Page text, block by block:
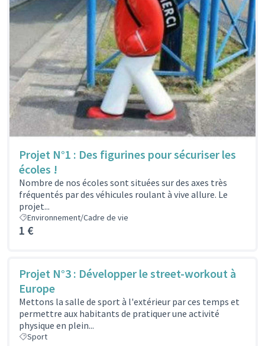
Projet N°1 : Des figurines pour sécuriser les
écoles !
Nombre de nos écoles sont situées sur des axes très
fréquentés par des véhicules roulant à vive allure. Le
projet...
Environnement/Cadre de vie
1 €
Projet N°3 : Développer le street-workout à
Europe
Mettons la salle de sport à l'extérieur par ces temps et
permettre aux habitants de pratiquer une activité
physique en plein...
Sport